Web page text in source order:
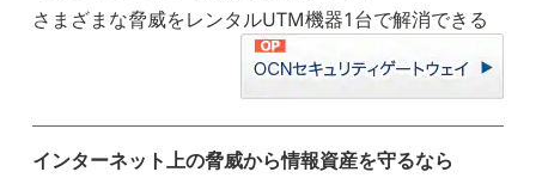
さまざまな脅威をレンタルUTM機器1台で解消できる
インターネット上の脅威から情報資産を守るなら